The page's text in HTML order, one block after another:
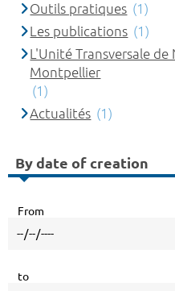
Outils pratiques (1)
Les publications (1)
L'Unité Transversale
Montpellier
(1)
Actualités (1)
By date of creation
From
to